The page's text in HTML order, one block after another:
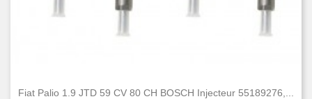
Fiat Palio 1.9 JTD 59 CV 80 CH BOSCH Injecteur 55189276,...